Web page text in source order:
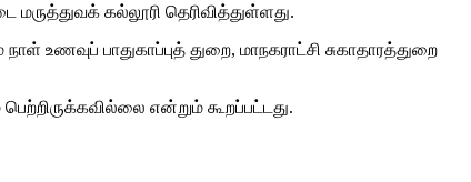
கல்லூரி தெரிவித்துள்ளது.
பாதுகாப்புத் துறை, மாநகராட்சி சுகாதாரத்துறை
என்றும் கூறப்பட்டது.